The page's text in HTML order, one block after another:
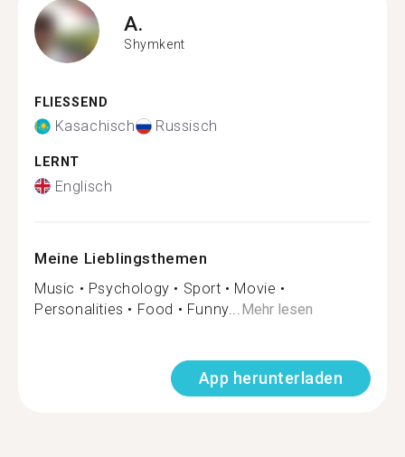
A.
Shymkent
FLIESSEND
Kasachisch Russisch
LERNT
Englisch
Meine Lieblingsthemen
Music • Psychology • Sport • Movie •
Personalities • Food • Funny... Mehr lesen
App herunterladen